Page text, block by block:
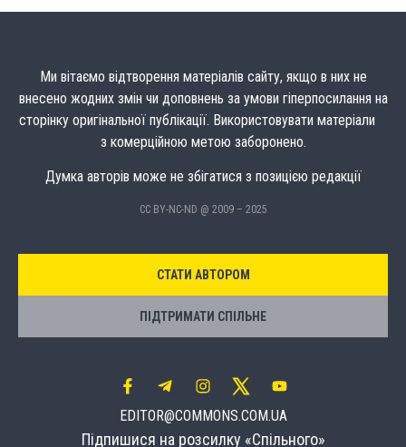
Ми вітаємо відтворення матеріалів сайту, якщо в них не
внесено жодних змін чи доповнень за умови гіперпосилання на
сторінку оригінальної публікації. Використовувати матеріали
з комерційною метою заборонено.
Думка авторів може не збігатися з позицією редакції
CC BY-NC-ND @ 2009 – 2025
СТАТИ АВТОРОМ
ПІДТРИМАТИ СПІЛЬНЕ
EDITOR@COMMONS.COM.UA
Підпишися на розсилку «Спільного»